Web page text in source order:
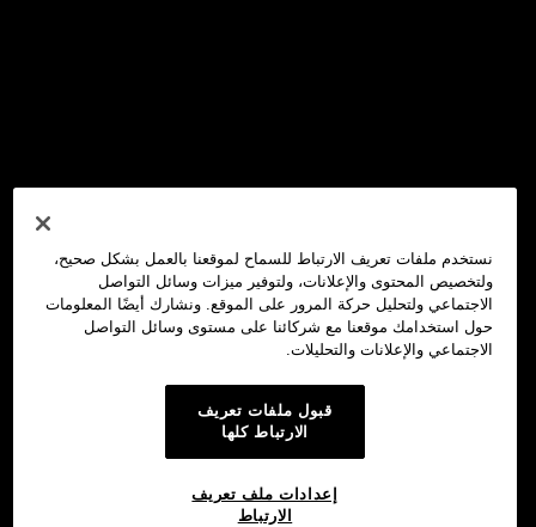
نستخدم ملفات تعريف الارتباط للسماح لموقعنا بالعمل بشكل صحيح،
ولتخصيص المحتوى والإعلانات، ولتوفير ميزات وسائل التواصل
الاجتماعي ولتحليل حركة المرور على الموقع. ونشارك أيضًا المعلومات
حول استخدامك موقعنا مع شركائنا على مستوى وسائل التواصل
الاجتماعي والإعلانات والتحليلات.
قبول ملفات تعريف
الارتباط كلها
إعدادات ملف تعريف
الارتباط